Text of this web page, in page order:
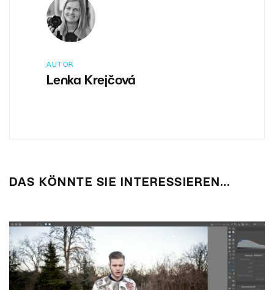
AUTOR
Lenka Krejčová
DAS KÖNNTE SIE INTERESSIEREN…